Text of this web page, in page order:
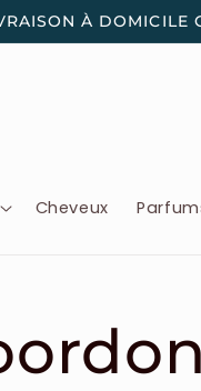
À DOMICILE
Cheveux